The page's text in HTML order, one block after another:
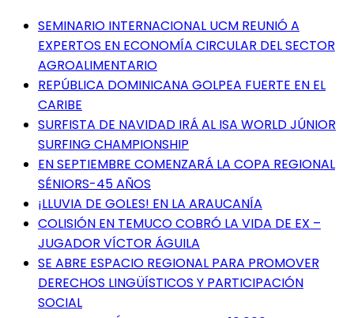
SEMINARIO INTERNACIONAL UCM REUNIÓ A
EXPERTOS EN ECONOMÍA CIRCULAR DEL SECTOR
AGROALIMENTARIO
REPÚBLICA DOMINICANA GOLPEA FUERTE EN EL
CARIBE
SURFISTA DE NAVIDAD IRÁ AL ISA WORLD JÚNIOR
SURFING CHAMPIONSHIP
EN SEPTIEMBRE COMENZARÁ LA COPA REGIONAL
SÉNIORS-45 AÑOS
¡LLUVIA DE GOLES! EN LA ARAUCANÍA
COLISIÓN EN TEMUCO COBRÓ LA VIDA DE EX –
JUGADOR VÍCTOR ÁGUILA
SE ABRE ESPACIO REGIONAL PARA PROMOVER
DERECHOS LINGÜÍSTICOS Y PARTICIPACIÓN
SOCIAL